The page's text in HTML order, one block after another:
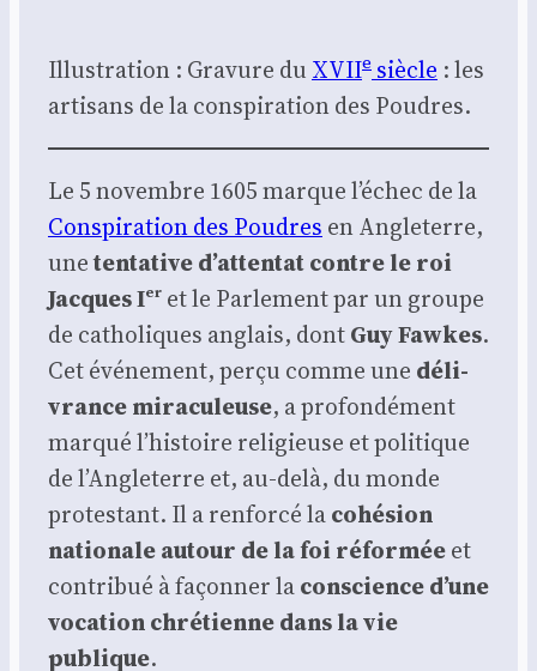
Illus­tra­tion : Gra­vure du XVIIe siècle : les
arti­sans de la conspi­ra­tion des Poudres.
Le 5 novembre 1605 marque l’échec de la
Conspi­ra­tion des Poudres en Angle­terre,
uneten­ta­tive d’attentat contre le roi
Jacques Iᵉʳet le Par­le­ment par un groupe
de catho­liques anglais, dontGuy Fawkes.
Cet évé­ne­ment, per­çu comme une déli­
vrance mira­cu­leuse, a pro­fon­dé­ment
mar­qué l’histoire reli­gieuse et poli­tique
de l’Angleterre et, au-delà, du monde
pro­tes­tant. Il a ren­for­cé lacohé­sion
natio­nale autour de la foi réfor­méeet
contri­bué à façon­ner laconscience d’une
voca­tion chré­tienne dans la vie
publique.